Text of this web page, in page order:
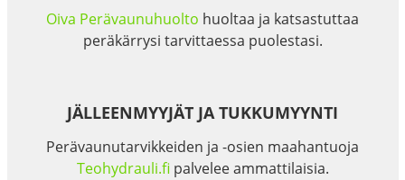
Oiva Perävaunuhuolto huoltaa ja katsastuttaa
peräkärrysi tarvittaessa puolestasi.
JÄLLEENMYYJÄT JA TUKKUMYYNTI
Perävaunutarvikkeiden ja -osien maahantuoja
Teohydrauli.fi palvelee ammattilaisia.